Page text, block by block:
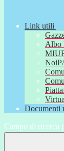
Link utili
Albo
Documenti
Campo di ricerca